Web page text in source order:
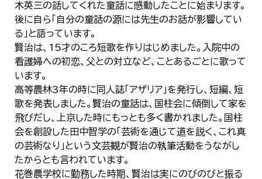
木英三の話してくれた童話に感動したことに始まります。
後に自ら「自分の童話の源には先生のお話が影響してい
る」と語っています。
賢治は、15才のころ短歌を作りはじめました。入院中の
看護婦への初恋、父との対立など、ことあるごとに歌って
います。
高等農林3年の時に同人誌「アザリア」を発行し、短編、短
歌を発表しました。賢治の童話は、国柱会に傾倒して家を
飛びだし、上京した時にもっとも多く書かれました。国柱
会を創設した田中智学の「芸術を通じて道を説く、これ真
の芸術なり」という文芸観が賢治の執筆活動をうながし
たからとも言われています。
花巻農学校に勤務した時期、賢治は実にのびのびと振る